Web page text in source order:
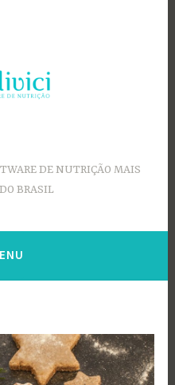
DE NUTRIÇÃO MAIS
BRASIL